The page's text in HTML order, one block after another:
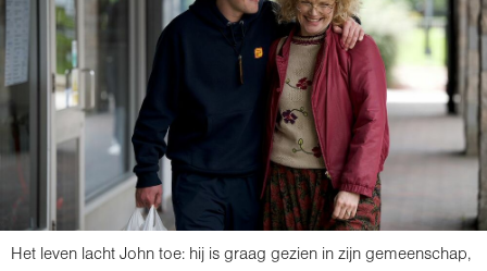
Het leven lacht John toe: hij is graag gezien in zijn gemeenschap,